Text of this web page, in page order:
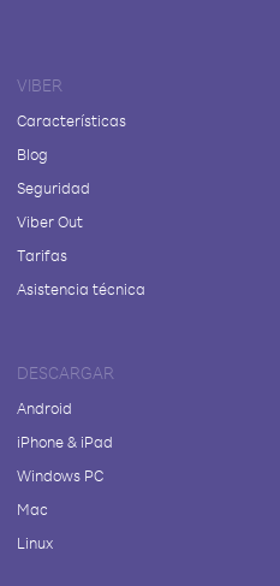
VIBER
Características
Blog
Seguridad
Viber Out
Tarifas
Asistencia técnica
DESCARGAR
Android
iPhone & iPad
Windows PC
Mac
Linux